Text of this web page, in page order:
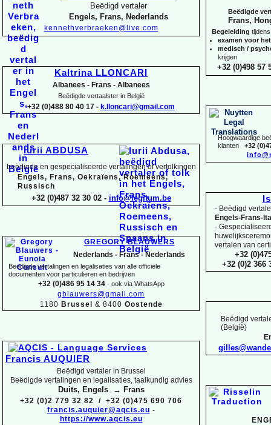
Beëdigde
Frans,
Begeleiding
examen voor
medisch /
krijgen
+32 (0)498 57
Hoogwaardige
klanten +32
- Beëdigd
Engels-Frans-
-
vertalen van
+32
+32 (0)2 366
Beëdigd
(België)
Beëdigd vertaler
Engels, Frans, Nederlands
kennethverbraeken@live.com
Kaltrina LLONCARI
Albanees -Frans -Albanees
Beëdigde vertaalster in België
+32 (0)488 80 40 17 - k.lloncari@gmail.com
Iurii ABDUSA
beëdigde en gespecialiseerde vertalingen of vertolkingen
Engels, Frans, Oekraïens, Roemeens,
Russisch
+32 (0)487 32 30 02 - info@legitum.be
GREGORY BLAUWERS
Nederlands - Frans -Nederlands
Beëdigde vertalingen en legalisaties van alle officiële
documenten voor particulieren en bedrijven
+32 (0)486 95 14 34 -ook via WhatsApp
gblauwers@gmail.com
1180 Brussel & 8400 Oostende
Francis AUQUIER
Beëdigd vertaler in Brussel
Beëdigde vertalingen en legalisaties, taalkundig advies
Duits, Engels → Frans
+32 (0)2 779 32 82 / +32 (0)475 690 706
francis.auquier@aqcis.eu -
https://www.aqcis.eu